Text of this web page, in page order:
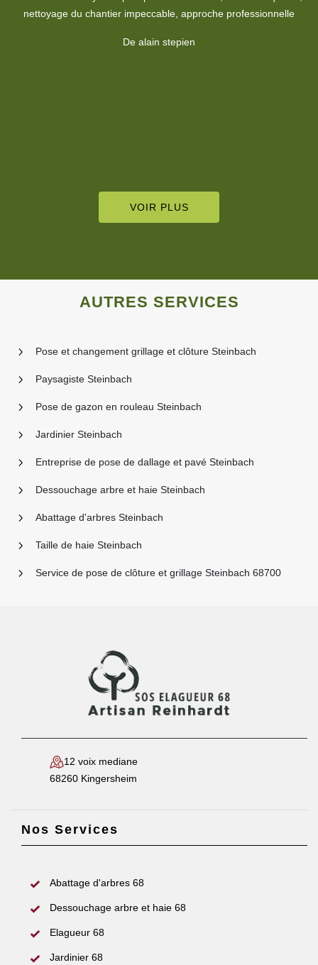
recommande.
De Pierre Moine
VOIR PLUS
AUTRES SERVICES
Pose et changement grillage et clôture Steinbach
Paysagiste Steinbach
Pose de gazon en rouleau Steinbach
Jardinier Steinbach
Entreprise de pose de dallage et pavé Steinbach
Dessouchage arbre et haie Steinbach
Abattage d'arbres Steinbach
Taille de haie Steinbach
Service de pose de clôture et grillage Steinbach 68700
12 voix mediane
68260 Kingersheim
Nos Services
Abattage d'arbres 68
Dessouchage arbre et haie 68
Elagueur 68
Jardinier 68